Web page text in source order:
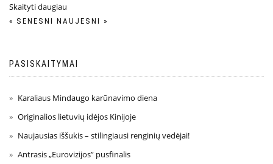
Skaityti daugiau
« SENESNI NAUJESNI »
PASISKAITYMAI
Karaliaus Mindaugo karūnavimo diena
Originalios lietuvių idėjos Kinijoje
Naujausias iššukis – stilingiausi renginių vedėjai!
Antrasis „Eurovizijos” pusfinalis